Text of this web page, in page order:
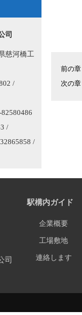
司
慈河橋工
/
/
/
前の章
次の章
司
駅構内ガイド
企業概要
工場敷地
連絡します